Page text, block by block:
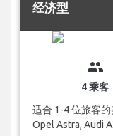
经济型
group
4 乘客
适合 1-4 位旅客的
Opel Astra, Audi